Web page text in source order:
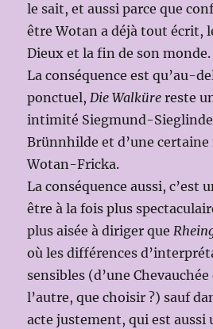
le sait, et aussi parce que
être Wotan a déjà tout écrit,
Dieux et la fin de son monde.
La conséquence est qu’au-
ponctuel,Die Walküre reste
intimité Siegmund-
Brünnhilde et d’une
Wotan-Fricka.
La conséquence aussi, c’est
être à la fois plus
plus aisée à diriger que
où les différences
sensibles (d’une
l’autre, que choisir ?) sauf
acte justement, qui est aussi